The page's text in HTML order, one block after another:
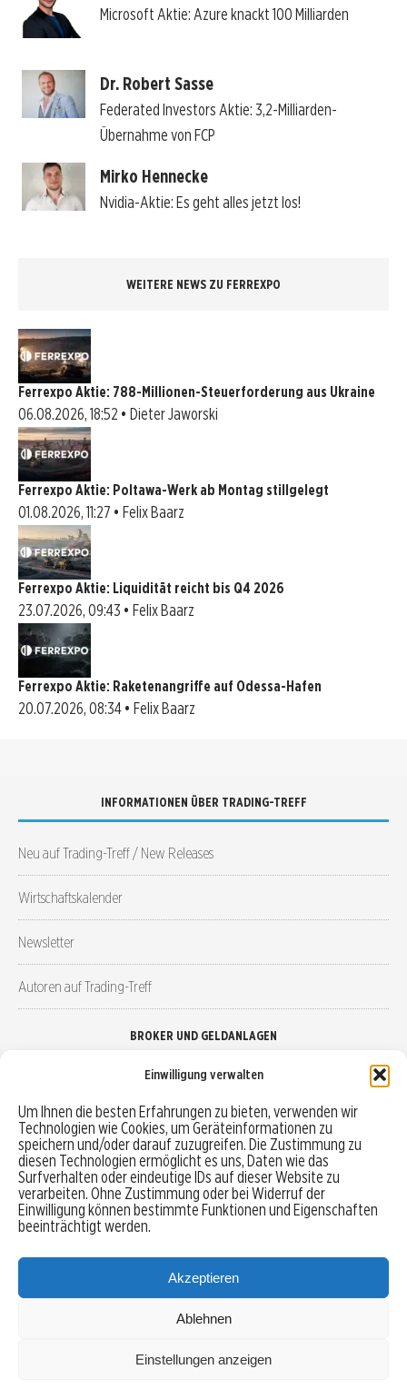
Einwilligung verwalten
Um Ihnen die besten Erfahrungen zu bieten, verwenden wir
Technologien wie Cookies, um Geräteinformationen zu
speichern und/oder darauf zuzugreifen. Die Zustimmung zu
diesen Technologien ermöglicht es uns, Daten wie das
Surfverhalten oder eindeutige IDs auf dieser Website zu
verarbeiten. Ohne Zustimmung oder bei Widerruf der
Einwilligung können bestimmte Funktionen und Eigenschaften
beeinträchtigt werden.
Akzeptieren
Ablehnen
Einstellungen anzeigen
Microsoft Aktie: Azure knackt 100 Milliarden
Dr. Robert Sasse
Federated Investors Aktie: 3,2-Milliarden-
Übernahme von FCP
Mirko Hennecke
Nvidia-Aktie: Es geht alles jetzt los!
WEITERE NEWS ZU FERREXPO
Ferrexpo Aktie: 788-Millionen-Steuerforderung aus Ukraine
06.08.2026, 18:52 • Dieter Jaworski
Ferrexpo Aktie: Poltawa-Werk ab Montag stillgelegt
01.08.2026, 11:27 • Felix Baarz
Ferrexpo Aktie: Liquidität reicht bis Q4 2026
23.07.2026, 09:43 • Felix Baarz
Ferrexpo Aktie: Raketenangriffe auf Odessa-Hafen
20.07.2026, 08:34 • Felix Baarz
INFORMATIONEN ÜBER TRADING-TREFF
Neu auf Trading-Treff / New Releases
Wirtschaftskalender
Newsletter
Autoren auf Trading-Treff
BROKER UND GELDANLAGEN
Robo-Advisor vergleichen
Depotvergleich
Festgeld vergleichen
Tagesgeld vergleichen